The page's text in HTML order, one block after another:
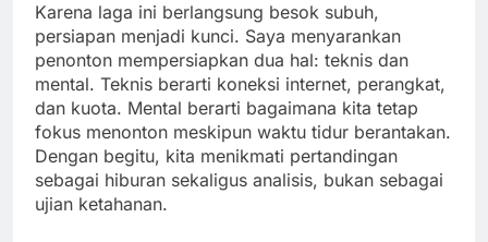
Karena laga ini berlangsung besok subuh,
persiapan menjadi kunci. Saya menyarankan
penonton mempersiapkan dua hal: teknis dan
mental. Teknis berarti koneksi internet, perangkat,
dan kuota. Mental berarti bagaimana kita tetap
fokus menonton meskipun waktu tidur berantakan.
Dengan begitu, kita menikmati pertandingan
sebagai hiburan sekaligus analisis, bukan sebagai
ujian ketahanan.